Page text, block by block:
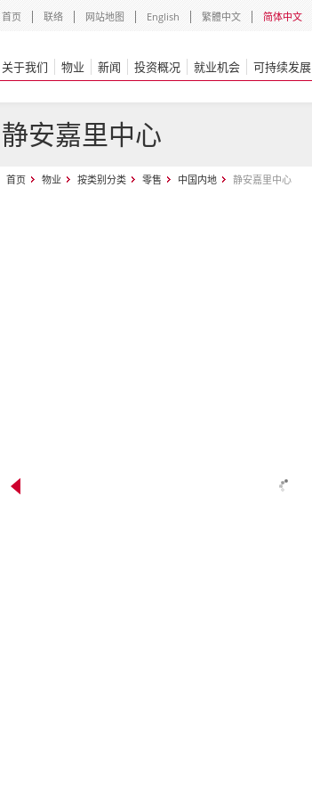
首页 联络 网站地图 English 繁體中文 简体中文
关于我们 物业 新闻 投资概况 就业机会 可持续发展
静安嘉里中心
首页 物业 按类别分类 零售 中国内地 静安嘉里中心